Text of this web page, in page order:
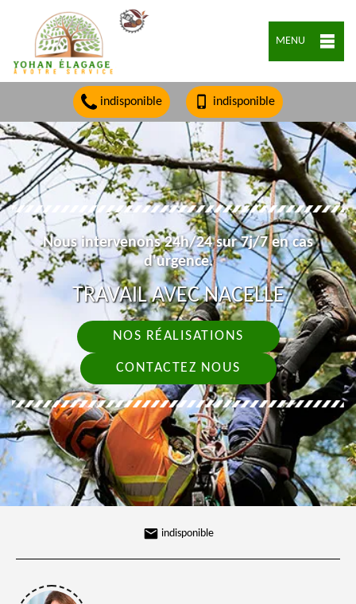
MENU
indisponible indisponible
Nous intervenons 24h/24 sur 7j/7 en cas
d'urgence.
TRAVAIL AVEC NACELLE
NOS RÉALISATIONS
CONTACTEZ NOUS
indisponible